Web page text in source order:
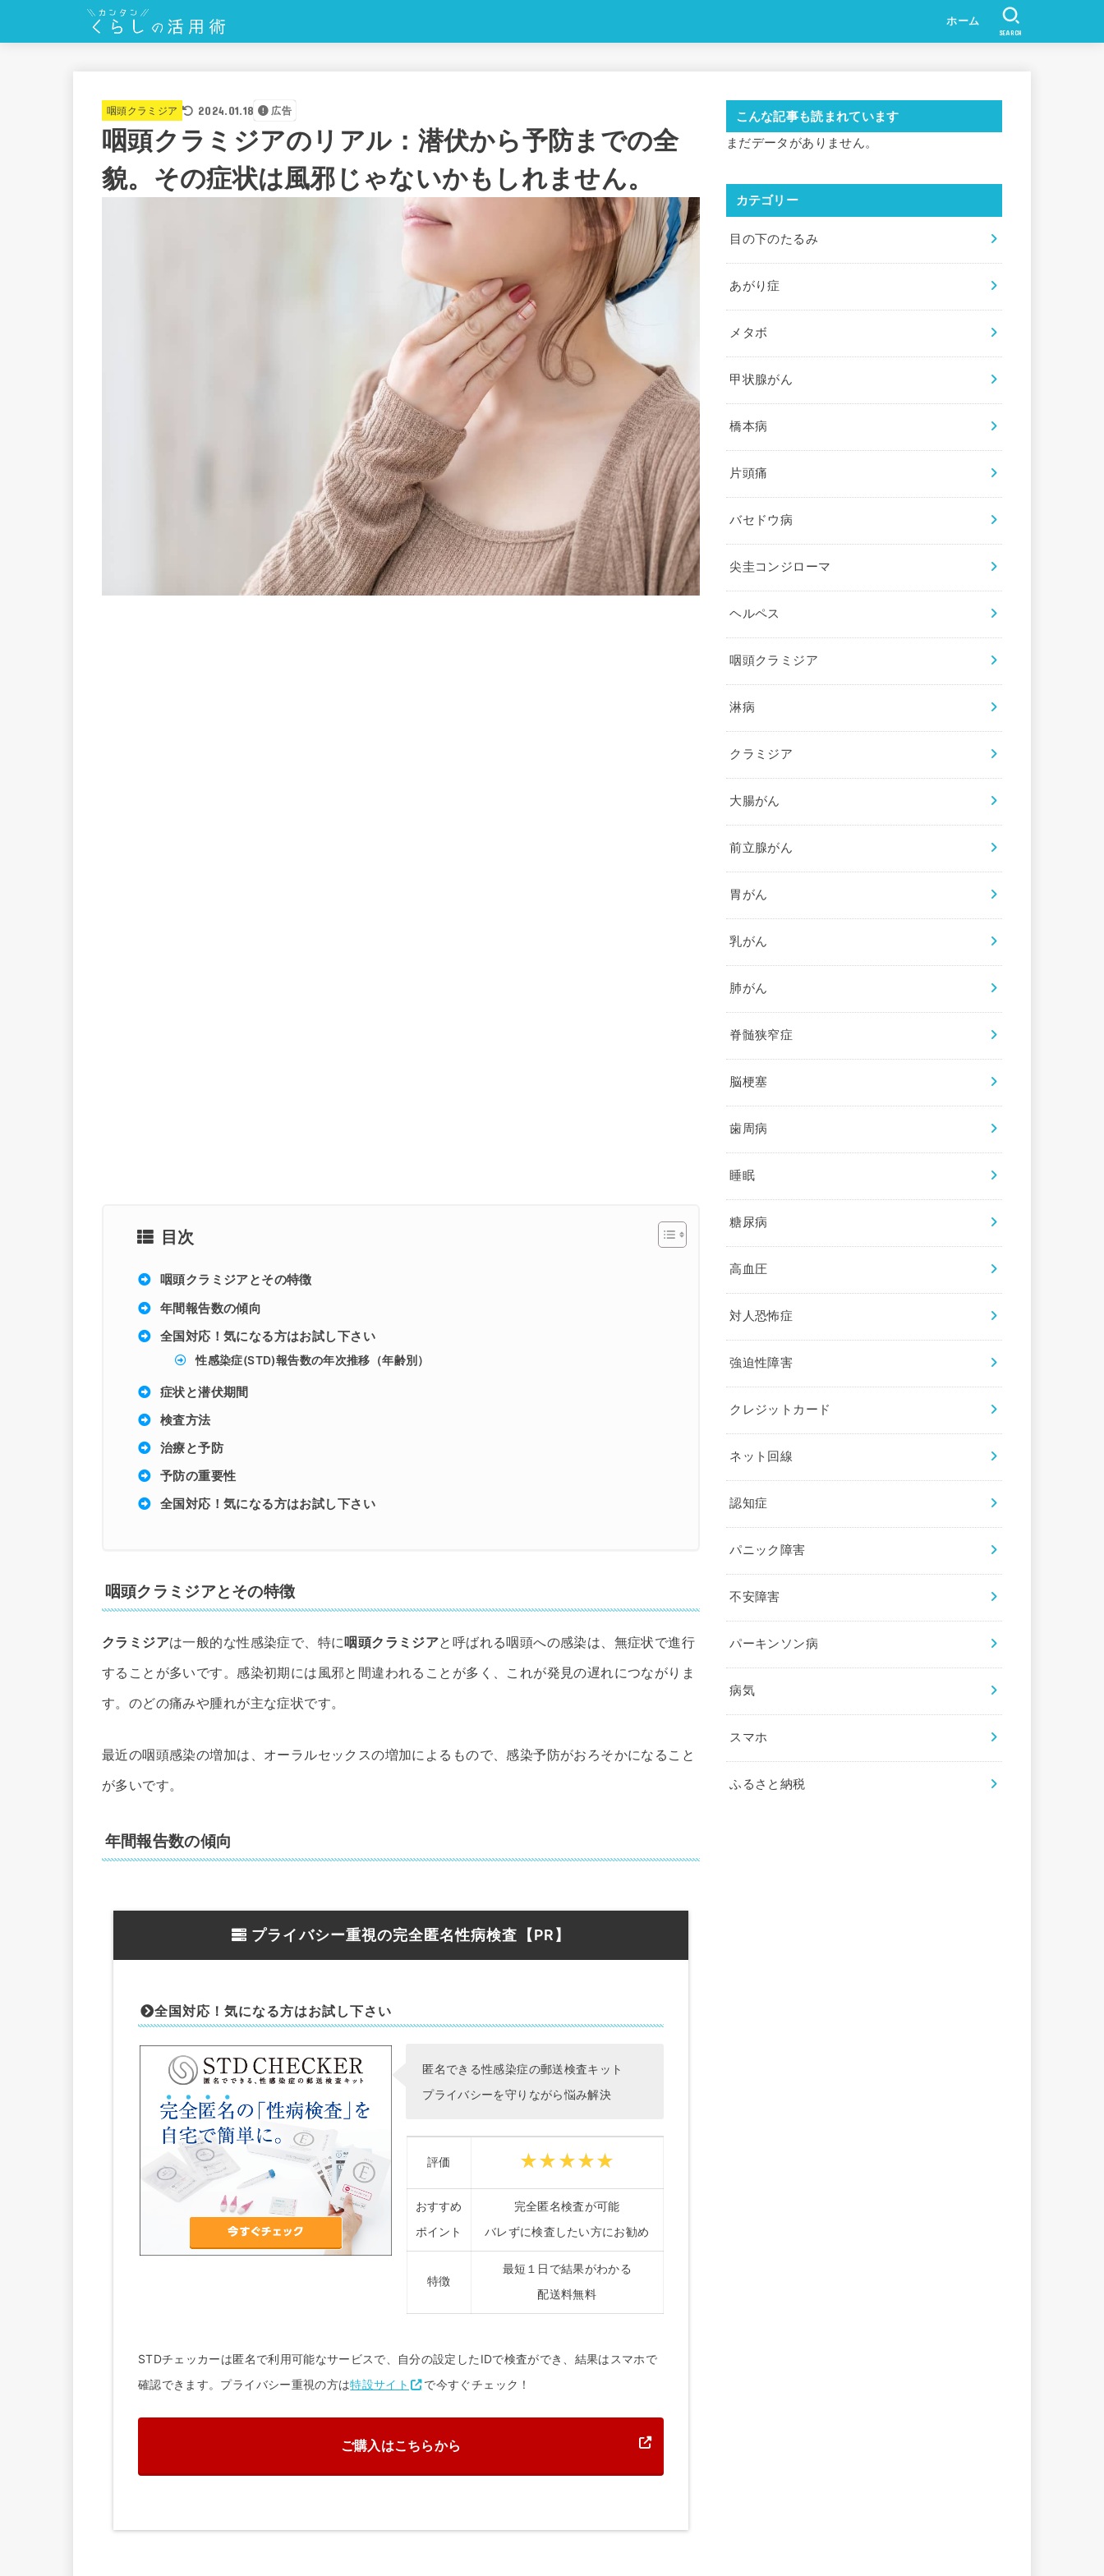
ホーム
SEARCH
咽頭クラミジア 2024.01.18 広告
咽頭クラミジアのリアル：潜伏から予防までの全
貌。その症状は風邪じゃないかもしれません。
目次
咽頭クラミジアとその特徴
年間報告数の傾向
全国対応！気になる方はお試し下さい
性感染症(STD)報告数の年次推移（年齢別）
症状と潜伏期間
検査方法
治療と予防
予防の重要性
全国対応！気になる方はお試し下さい
咽頭クラミジアとその特徴
クラミジアは一般的な性感染症で、特に咽頭クラミジアと呼ばれる咽頭への感染は、無症状で進行
することが多いです。感染初期には風邪と間違われることが多く、これが発見の遅れにつながりま
す。のどの痛みや腫れが主な症状です。
最近の咽頭感染の増加は、オーラルセックスの増加によるもので、感染予防がおろそかになること
が多いです。
年間報告数の傾向
プライバシー重視の完全匿名性病検査【PR】
全国対応！気になる方はお試し下さい
匿名できる性感染症の郵送検査キット
プライバシーを守りながら悩み解決
評価
おすすめ
ポイント
完全匿名検査が可能
バレずに検査したい方にお勧め
特徴
最短１日で結果がわかる
配送料無料
STDチェッカーは匿名で利用可能なサービスで、自分の設定したIDで検査ができ、結果はスマホで
確認できます。プライバシー重視の方は特設サイト で今すぐチェック！
ご購入はこちらから
こんな記事も読まれています
まだデータがありません。
カテゴリー
目の下のたるみ
あがり症
メタボ
甲状腺がん
橋本病
片頭痛
バセドウ病
尖圭コンジローマ
ヘルペス
咽頭クラミジア
淋病
クラミジア
大腸がん
前立腺がん
胃がん
乳がん
肺がん
脊髄狭窄症
脳梗塞
歯周病
睡眠
糖尿病
高血圧
対人恐怖症
強迫性障害
クレジットカード
ネット回線
認知症
パニック障害
不安障害
パーキンソン病
病気
スマホ
ふるさと納税